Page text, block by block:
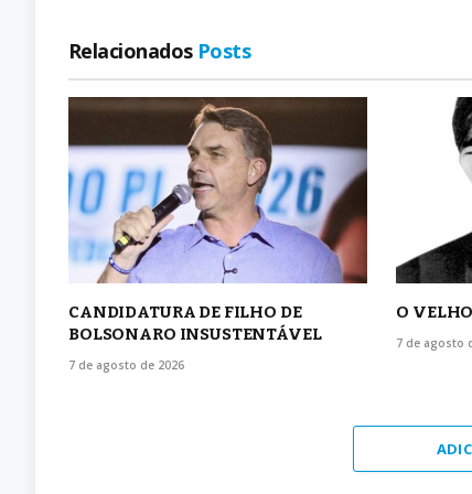
Relacionados Posts
CANDIDATURA DE FILHO DE
BOLSONARO INSUSTENTÁVEL
7 de agosto de 2026
O
7 de agosto